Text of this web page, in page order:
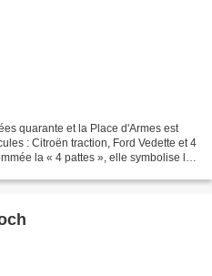
quarante et la Place d'Armes est
: Citroën traction, Ford Vedette et 4
la « 4 pattes », elle symbolise le